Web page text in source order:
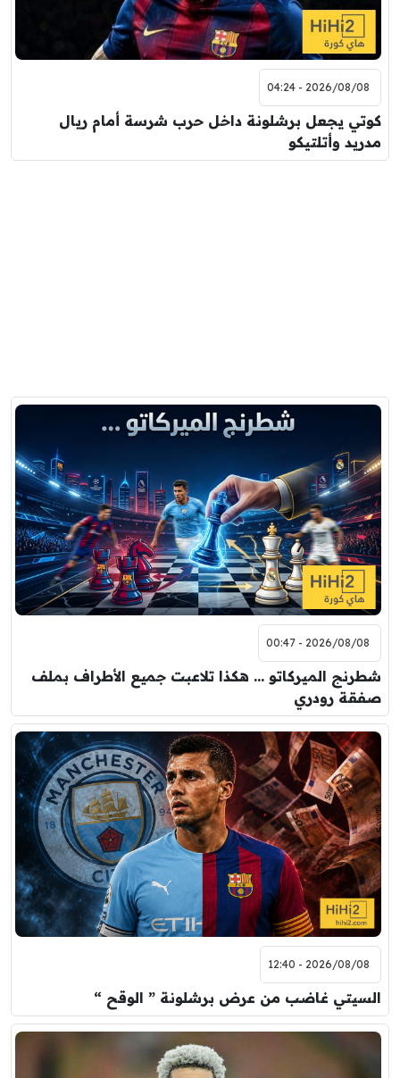
2026/08/08 - 04:24
كوتي يجعل برشلونة داخل حرب شرسة أمام ريال
مدريد وأتلتيكو
2026/08/08 - 00:47
شطرنج الميركاتو … هكذا تلاعبت جميع الأطراف بملف
صفقة رودري
2026/08/08 - 12:40
السيتي غاضب من عرض برشلونة ” الوقح “